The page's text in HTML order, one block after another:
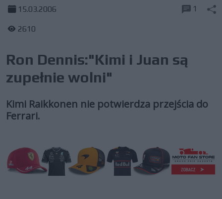
15.03.2006
2610
1
Ron Dennis:"Kimi i Juan są
zupełnie wolni"
Kimi Raikkonen nie potwierdza przejścia do
Ferrari.